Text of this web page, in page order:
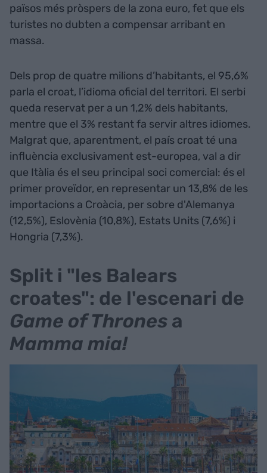
països més pròspers de la zona euro, fet que els
turistes no dubten a compensar arribant en
massa.
Dels prop de quatre milions d’habitants, el 95,6%
parla el croat, l’idioma oficial del territori. El serbi
queda reservat per a un 1,2% dels habitants,
mentre que el 3% restant fa servir altres idiomes.
Malgrat que, aparentment, el país croat té una
influència exclusivament est-europea, val a dir
que Itàlia és el seu principal soci comercial: és el
primer proveïdor, en representar un 13,8% de les
importacions a Croàcia, per sobre d'Alemanya
(12,5%), Eslovènia (10,8%), Estats Units (7,6%) i
Hongria (7,3%).
Split i "les Balears
croates": de l'escenari de
Game of Thrones a
Mamma mia!